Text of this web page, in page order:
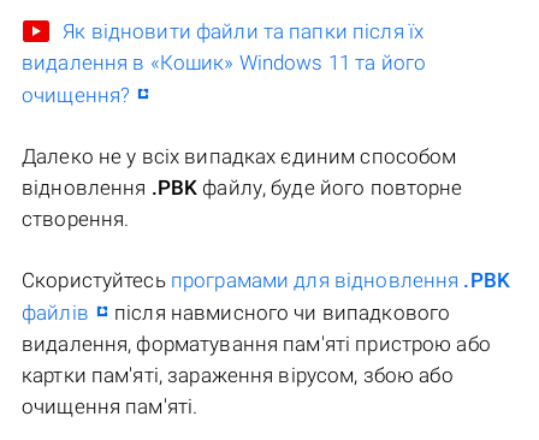
Як відновити файли та папки після їх
видалення в «Кошик» Windows 11 та його
очищення?
Далеко не у всіх випадках єдиним способом
відновлення .PBK файлу, буде його повторне
створення.
Скористуйтесь програмами для відновлення .PBK
файлів
після навмисного чи випадкового
видалення, форматування пам'яті пристрою або
картки пам'яті, зараження вірусом, збою або
очищення пам'яті.